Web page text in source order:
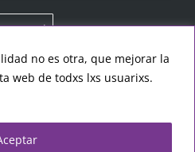
no es otra, que mejorar la
web de todxs lxs usuarixs.